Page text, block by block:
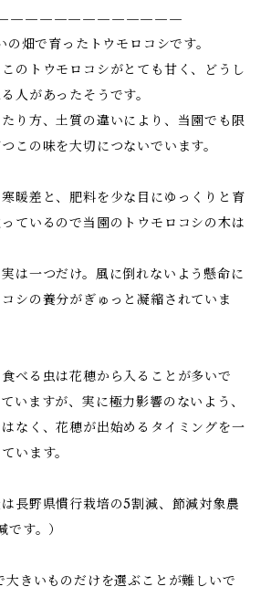
畑で育ったトウモロコシです。
のトウモロコシがとても甘く、どうし
人があったそうです。
り方、土質の違いにより、当園でも限
この味を大切につないでいます。
暖差と、肥料を少な目にゆっくりと育
ているので当園のトウモロコシの木は
は一つだけ。風に倒れないよう懸命に
シの養分がぎゅっと凝縮されていま
べる虫は花穂から入ることが多いで
いますが、実に極力影響のないよう、
なく、花穂が出始めるタイミングを一
います。
は長野県慣行栽培の5割減、節減対象農
す。）
きいものだけを選ぶことが難しいで